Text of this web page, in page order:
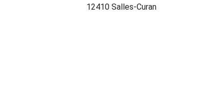
12410 Salles-Curan